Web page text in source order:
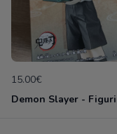
15.00€